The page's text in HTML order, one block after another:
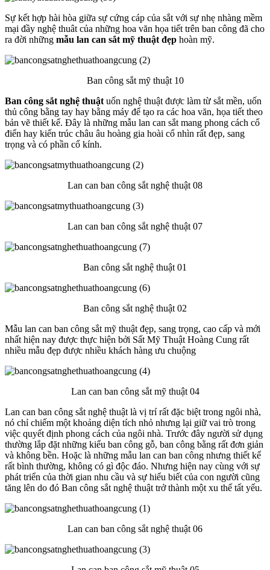
Sự kết hợp hài hòa giữa sự cứng cáp của sắt với sự nhẹ nhàng mềm
mại đầy nghệ thuât của những hoa văn họa tiết trên ban công đã cho
ra đời những mẫu lan can sắt mỹ thuật đẹp hoàn mỹ.
Ban công sắt mỹ thuật 10
Ban công sắt nghệ thuật uốn nghệ thuật được làm từ sắt mền, uốn
thủ công bằng tay hay bằng máy để tạo ra các hoa văn, họa tiết theo
bản vẽ thiết kế. Đây là những mẫu lan can sắt mang phong cách cổ
điển hay kiến trúc châu âu hoàng gia hoài cổ nhìn rất đẹp, sang
trọng và có phần cổ kính.
Lan can ban công sắt nghệ thuật 08
Lan can ban công sắt nghệ thuật 07
Ban công sắt nghệ thuật 01
Ban công sắt nghệ thuật 02
Mẫu lan can ban công sắt mỹ thuật đẹp, sang trọng, cao cấp và mới
nhất hiện nay được thực hiện bởi Sất Mỹ Thuật Hoàng Cung rất
nhiều mẫu đẹp được nhiều khách hàng ưu chuộng
Lan can ban công sắt mỹ thuật 04
Lan can ban công sắt nghệ thuật là vị trí rất đặc biệt trong ngôi nhà,
nó chỉ chiếm một khoảng diện tích nhỏ nhưng lại giữ vai trò trong
việc quyết định phong cách của ngôi nhà. Trước đây người sử dụng
thường lắp đặt những kiểu ban công gỗ, ban công bằng rất đơn giản
và không bền. Hoặc là những mẫu lan can ban công nhưng thiết kế
rất bình thường, không có gì độc đáo. Nhưng hiện nay cùng với sự
phát triển của thời gian nhu cầu và sự hiểu biết của con người cũng
tăng lên do đó Ban công sắt nghệ thuật trở thành một xu thế tất yếu.
Lan can ban công sắt nghệ thuật 06